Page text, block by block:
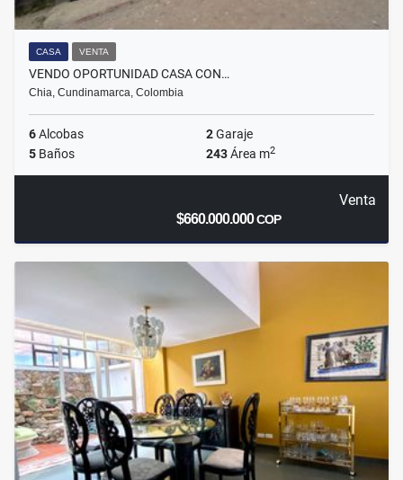
CASA VENTA
VENDO OPORTUNIDAD CASA CON…
Chia, Cundinamarca, Colombia
6Alcobas 2Garaje
5 Baños 243Área m2
Venta
$660.000.000COP